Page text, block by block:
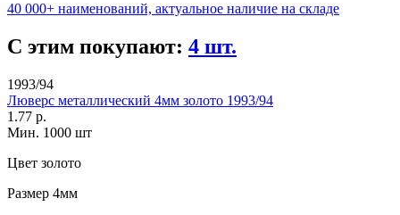
40 000+ наименований, актуальное наличие на складе
С этим покупают: 4 шт.
1993/94
Люверс металлический 4мм золото 1993/94
1.77 р.
Мин. 1000 шт
Цвет золото
Размер 4мм